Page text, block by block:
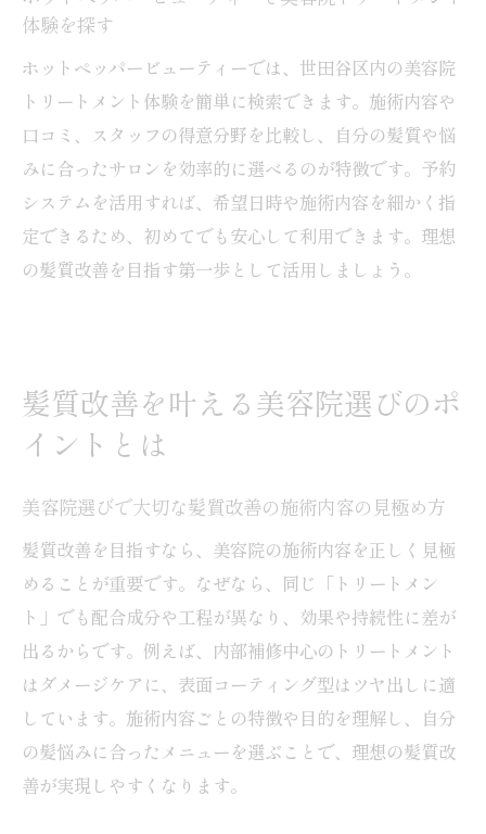
に効く理由
美容院ならではの髪質改善サポートを体感
する方法
トリートメント美容院のリアルな口コミを
もとに検証
美容院トリートメント体験後の髪の変化を
実感する
おすすめの美容院トリートメント活用術
髪質改善を実感する美容院トリートメント
の選び方
自宅ケアと美容院トリートメントの併用が
きたいこと
ホットペッパービューティー活用でおすす
め美容院を探す
美容院トリートメントの料金相場と選び方
美容院トリートメントの平均的な料金相場
体験を探す
ホットペッパービューティーでは、世田谷区内の美容院
トリートメント体験を簡単に検索できます。施術内容や
口コミ、スタッフの得意分野を比較し、自分の髪質や悩
みに合ったサロンを効率的に選べるのが特徴です。予約
システムを活用すれば、希望日時や施術内容を細かく指
定できるため、初めてでも安心して利用できます。理想
の髪質改善を目指す第一歩として活用しましょう。
髪質改善を叶える美容院選びのポ
イントとは
美容院選びで大切な髪質改善の施術内容の見極め方
髪質改善を目指すなら、美容院の施術内容を正しく見極
めることが重要です。なぜなら、同じ「トリートメン
ト」でも配合成分や工程が異なり、効果や持続性に差が
出るからです。例えば、内部補修中心のトリートメント
はダメージケアに、表面コーティング型はツヤ出しに適
しています。施術内容ごとの特徴や目的を理解し、自分
の髪悩みに合ったメニューを選ぶことで、理想の髪質改
善が実現しやすくなります。